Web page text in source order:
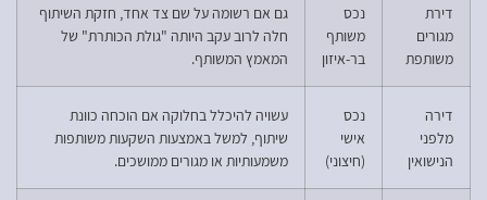
דירת
מגורים
משותפת
נכס
משותף
בר-איזון
גם אם רשומה על שם צד אחד, חזקת השיתוף
חלה לרוב עקב היותה "גולת הכותרת" של
המאמץ המשותף.
דירה
מלפני
הנישואין
נכס
אישי
(חיצוני)
עשויה להיכלל בחלוקה אם הוכחה כוונת
שיתוף, למשל באמצעות השקעות משותפות
משמעותיות או מגורים ממושכים.